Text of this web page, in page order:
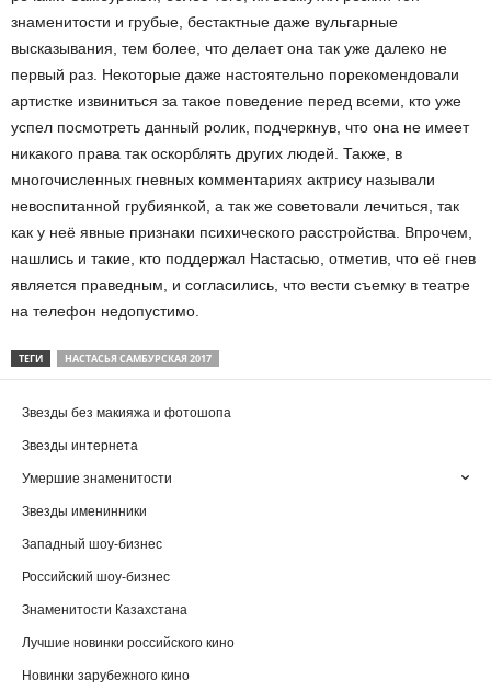
знаменитости и грубые, бестактные даже вульгарные
высказывания, тем более, что делает она так уже далеко не
первый раз. Некоторые даже настоятельно порекомендовали
артистке извиниться за такое поведение перед всеми, кто уже
успел посмотреть данный ролик, подчеркнув, что она не имеет
никакого права так оскорблять других людей. Также, в
многочисленных гневных комментариях актрису называли
невоспитанной грубиянкой, а так же советовали лечиться, так
как у неё явные признаки психического расстройства. Впрочем,
нашлись и такие, кто поддержал Настасью, отметив, что её гнев
является праведным, и согласились, что вести съемку в театре
на телефон недопустимо.
ТЕГИ НАСТАСЬЯ САМБУРСКАЯ 2017
Звезды без макияжа и фотошопа
Звезды интернета
Умершие знаменитости
Звезды именинники
Западный шоу-бизнес
Российский шоу-бизнес
Знаменитости Казахстана
Лучшие новинки российского кино
Новинки зарубежного кино